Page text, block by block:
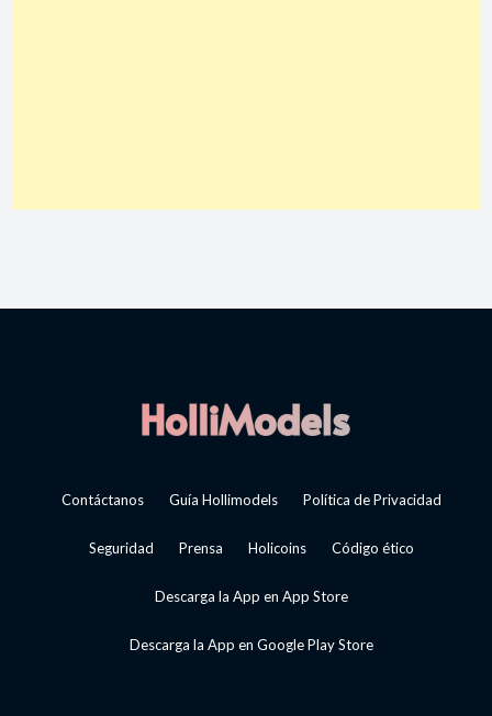
Contáctanos Guía Hollimodels Política de Privacidad
Seguridad Prensa Holicoins Código ético
Descarga la App en App Store
Descarga la App en Google Play Store